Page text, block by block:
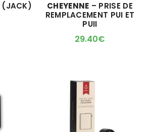
(JACK) CHEYENNE – PRISE DE
REMPLACEMENT PUI ET
PUII
29.40€